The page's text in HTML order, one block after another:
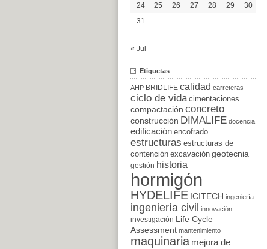
24
25 26 27 28 29
30
31
« Jul
Etiquetas
AHP BRIDLIFE calidad carreteras
ciclo de vida cimentaciones
compactación concreto
construcción DIMALIFE docencia
edificación encofrado
estructuras estructuras de
contención excavación geotecnia
gestión historia
hormigón
HYDELIFE ICITECH ingeniería
ingeniería civil innovación
investigación
Life Cycle
Assessment mantenimiento
maquinaria mejora de